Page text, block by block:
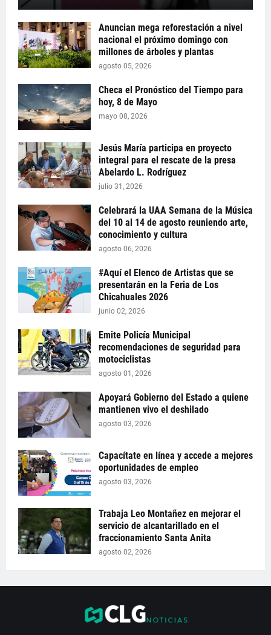
Anuncian mega reforestación a nivel
nacional el próximo domingo con
millones de árboles y plantas
agosto 05, 2026
Checa el Pronóstico del Tiempo para
hoy, 8 de Mayo
mayo 08, 2026
Jesús María participa en proyecto
integral para el rescate de la presa
Abelardo L. Rodríguez
julio 31, 2026
Celebrará la UAA Semana de la Música
del 10 al 14 de agosto reuniendo arte,
conocimiento y cultura
agosto 06, 2026
#Aquí el Elenco de Artistas que se
presentarán en la Feria de Los
Chicahuales 2026
junio 02, 2026
Emite Policía Municipal
recomendaciones de seguridad para
motociclistas
agosto 01, 2026
Apoyará Gobierno del Estado a quiene
mantienen vivo el deshilado
agosto 03, 2026
Capacítate en línea y accede a mejores
oportunidades de empleo
agosto 03, 2026
Trabaja Leo Montañez en mejorar el
servicio de alcantarillado en el
fraccionamiento Santa Anita
agosto 02, 2026